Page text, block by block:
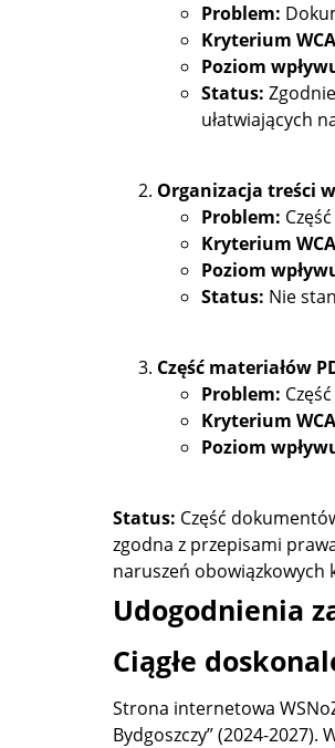
Problem:
Kryterium
Poziom
Status:
ułatwiających
Organizacja treści
Problem:
Kryterium
Poziom
Status: Nie
Część materiałów
Problem:
Kryterium
Poziom
Status: Część
zgodna z przepisami
naruszeń obowiązkowych
Udogodnienia
Ciągłe
Strona internetowa
Bydgoszczy” (2024-